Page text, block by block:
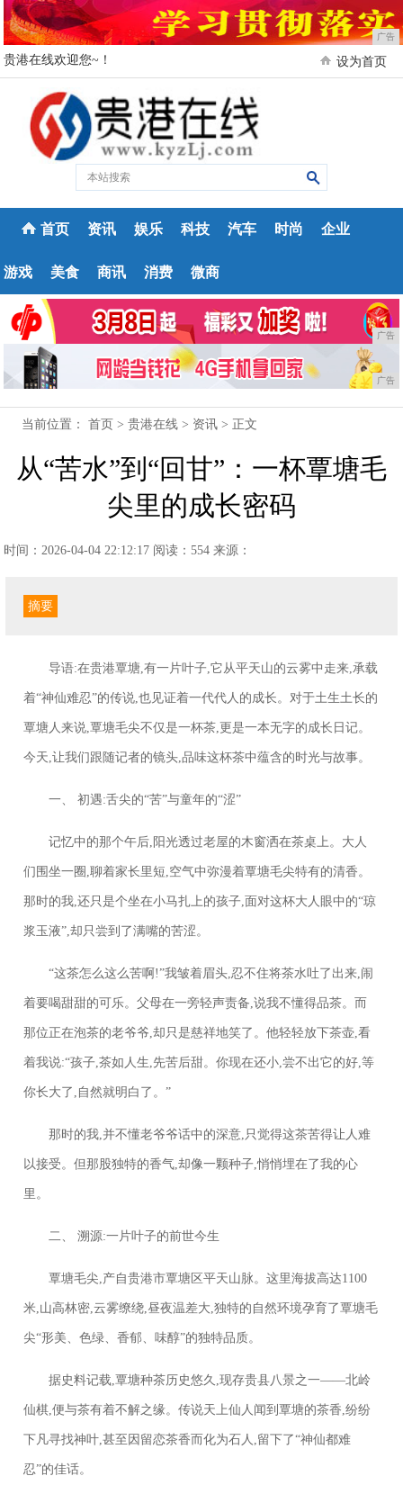
广告
贵港在线欢迎您~！ 设为首页
首页 资讯 娱乐 科技 汽车 时尚 企业
游戏 美食 商讯 消费 微商
广告
广告
当前位置：首页 >贵港在线 > 资讯 > 正文
从“苦水”到“回甘”：一杯覃塘毛
尖里的成长密码
时间：2026-04-04 22:12:17 阅读：554 来源：
摘要
导语:在贵港覃塘,有一片叶子,它从平天山的云雾中走来,承载
着“神仙难忍”的传说,也见证着一代代人的成长。对于土生土长的
覃塘人来说,覃塘毛尖不仅是一杯茶,更是一本无字的成长日记。
今天,让我们跟随记者的镜头,品味这杯茶中蕴含的时光与故事。
一、 初遇:舌尖的“苦”与童年的“涩”
记忆中的那个午后,阳光透过老屋的木窗洒在茶桌上。大人
们围坐一圈,聊着家长里短,空气中弥漫着覃塘毛尖特有的清香。
那时的我,还只是个坐在小马扎上的孩子,面对这杯大人眼中的“琼
浆玉液”,却只尝到了满嘴的苦涩。
“这茶怎么这么苦啊!”我皱着眉头,忍不住将茶水吐了出来,闹
着要喝甜甜的可乐。父母在一旁轻声责备,说我不懂得品茶。而
那位正在泡茶的老爷爷,却只是慈祥地笑了。他轻轻放下茶壶,看
着我说:“孩子,茶如人生,先苦后甜。你现在还小,尝不出它的好,等
你长大了,自然就明白了。”
那时的我,并不懂老爷爷话中的深意,只觉得这茶苦得让人难
以接受。但那股独特的香气,却像一颗种子,悄悄埋在了我的心
里。
二、 溯源:一片叶子的前世今生
覃塘毛尖,产自贵港市覃塘区平天山脉。这里海拔高达1100
米,山高林密,云雾缭绕,昼夜温差大,独特的自然环境孕育了覃塘毛
尖“形美、色绿、香郁、味醇”的独特品质。
据史料记载,覃塘种茶历史悠久,现存贵县八景之一——北岭
仙棋,便与茶有着不解之缘。传说天上仙人闻到覃塘的茶香,纷纷
下凡寻找神叶,甚至因留恋茶香而化为石人,留下了“神仙都难
忍”的佳话。